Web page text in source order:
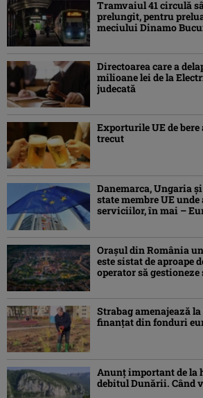
Tramvaiul 41 circulă
prelungit, pentru
meciului Dinamo
Directoarea care a
milioane lei de la
judecată
Exporturile UE de bere
trecut
Danemarca, Ungaria
state membre UE
serviciilor, în mai –
Orașul din România
este sistat de aproape
operator să
Strabag amenajează
finanțat din fonduri
Anunț important de la
debitul Dunării. Când